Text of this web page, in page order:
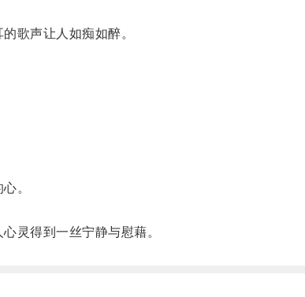
歌声让人如痴如醉。
。
灵得到一丝宁静与慰藉。